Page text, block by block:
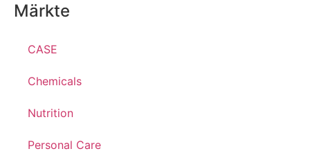
Märkte
CASE
Chemicals
Nutrition
Personal Care